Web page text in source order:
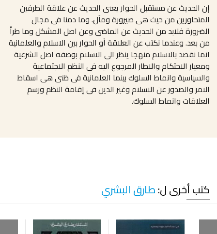
إن الحديث عن مستقبل الحوار يعنى الحديث عن علاقة الطرفين
المتحاورين من حيث هى صيرورة ومآل. وما دمنا فى مجال
الضرورة فلابد من الحديث عن الماضى وعن اصل المشكل وما طرأ
من بعد. وعندما نكتب عن العلاقة أو الحوار بين الاسلام والعلمانية
انما نقصد بالاسلام منهجا ينظر الى الاسلام بوصفه اصل الشرعية
ومعيار الاحتكام والاطار المرجوع اليه فى النظم الاجتماعية
والسياسية وانماط السلوك بينما العلمانية فى ظنى هى اسقاط
الامر والصدور عن الاسلام وغير الدين فى إقامة النظم ورسم
العلاقات وانماط السلوك.
كتب أخرى ل:طارق البشري